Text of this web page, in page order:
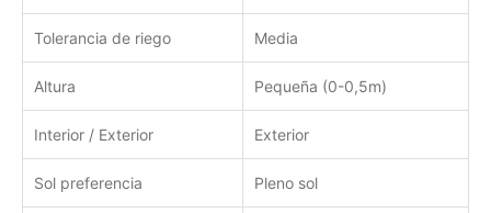
Tolerancia de riego Media
Altura Pequeña (0-0,5m)
Interior / Exterior Exterior
Sol preferencia Pleno sol